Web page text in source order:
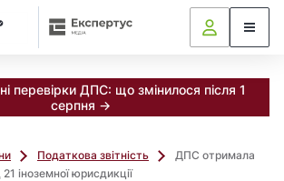
перевірки ДПС: що змінилося після 1
серпня →
Податкова звітність
ДПС отримала
іноземної юрисдикції